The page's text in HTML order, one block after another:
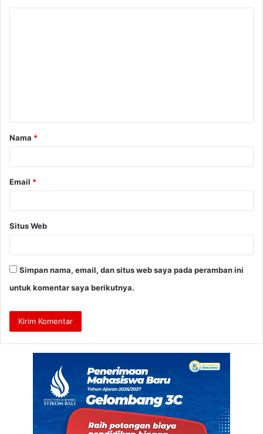
a
r
Nama *
Email *
Situs Web
Simpan nama, email, dan situs web saya pada peramban ini
untuk komentar saya berikutnya.